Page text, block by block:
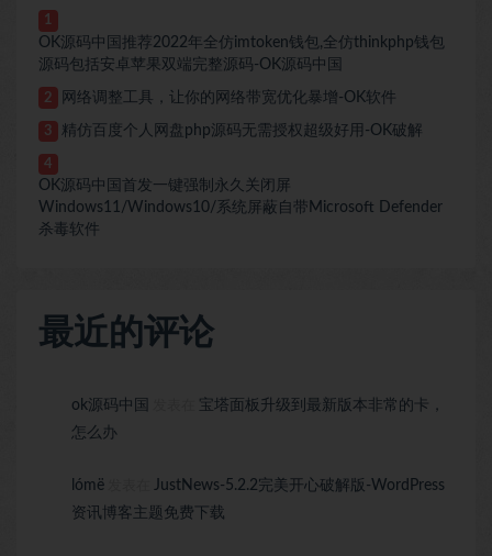
1
OK源码中国推荐2022年全仿imtoken钱包,全仿thinkphp钱包
源码包括安卓苹果双端完整源码-OK源码中国
2 网络调整工具，让你的网络带宽优化暴增-OK软件
3 精仿百度个人网盘php源码无需授权超级好用-OK破解
4
OK源码中国首发一键强制永久关闭屏
Windows11/Windows10/系统屏蔽自带Microsoft Defender
杀毒软件
最近的评论
ok源码中国
宝塔面板升级到最新版本非常的卡，
怎么办
lómë
JustNews-5.2.2完美开心破解版-WordPress
资讯博客主题免费下载